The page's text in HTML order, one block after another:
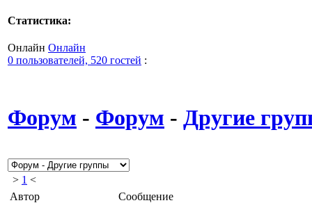
Статистика:
Онлайн Онлайн
0 пользователей, 520 гостей :
Форум - Форум - Другие
> 1 <
Автор
Сообщение